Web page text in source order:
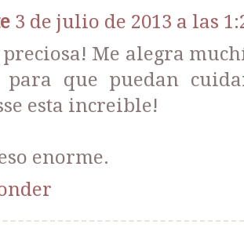
3 de julio de 2013 a las
Me alegra
para que puedan
esta increible!
enorme.